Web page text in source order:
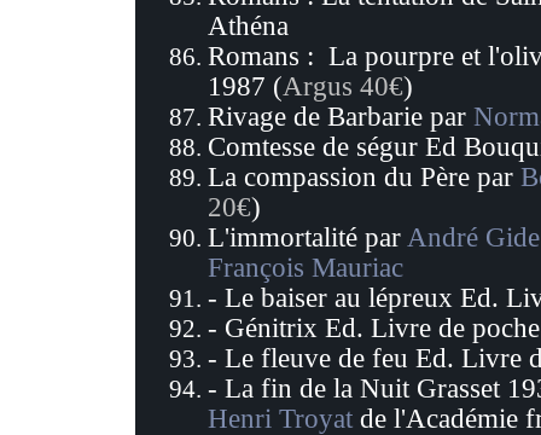
Athéna
Romans : La pourpre et
1987 (Argus 40€)
Rivage de Barbarie par
Comtesse de ségur Ed
La compassion du Père par
20€)
L'immortalité par André Gide
François Mauriac
- Le baiser au lépreux Ed.
- Génitrix Ed. Livre de
- Le fleuve de feu Ed. Livre
- La fin de la Nuit Grasset
Henri Troyatde l'Académie